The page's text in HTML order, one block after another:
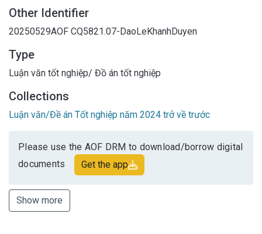
Other Identifier
20250529AOF CQ5821.07-DaoLeKhanhDuyen
Type
Luận văn tốt nghiệp/ Đồ án tốt nghiệp
Collections
Luận văn/Đề án Tốt nghiệp năm 2024 trở về trước
Please use the AOF DRM to download/borrow digital
documents
Get the app
Show more